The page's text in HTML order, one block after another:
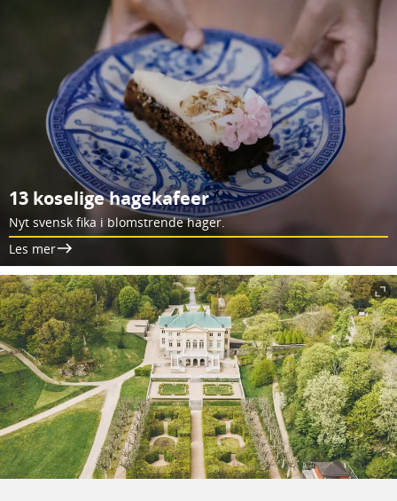
13 koselige hagekafeer
Nyt svensk fika i blomstrende hager.
Les mer